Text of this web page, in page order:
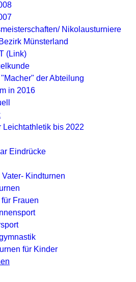
Nikolausturniere
Münsterland
(Link)
der Abteilung
in 2016
Leichtathletik bis 2022
Eindrücke
Vater- Kindturnen
Frauen
für Kinder